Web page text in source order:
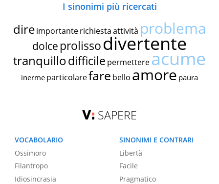
I sinonimi più ricercati
dire importante richiestaattività problema
dolce prolissodivertente
tranquillodifficile permettereacume
inerme particolarefare bello amore paura
SAPERE
VOCABOLARIO
Ossimoro
Filantropo
Idiosincrasia
SINONIMI E CONTRARI
Libertà
Facile
Pragmatico